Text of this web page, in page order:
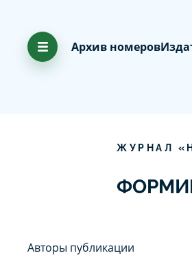
Архив номеров
ЖУРНАЛ
Авторы публикации